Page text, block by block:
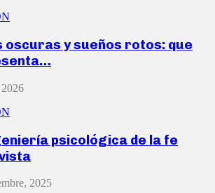
oscuras y sueños rotos: que
psicológica de la fe
2025